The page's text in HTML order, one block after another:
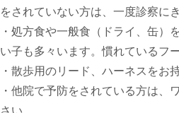
をされていない方は、一度診察に
・処方食や一般食（ドライ、缶）
い子も多々います。慣れているフ
・散歩用のリード、ハーネスをお
・他院で予防をされている方は、